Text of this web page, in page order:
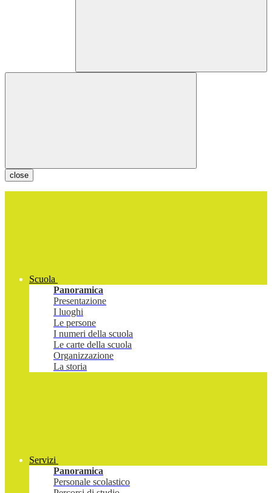
close
Scuola
Panoramica
Presentazione
I luoghi
Le persone
I numeri della scuola
Le carte della scuola
Organizzazione
La storia
Servizi
Panoramica
Personale scolastico